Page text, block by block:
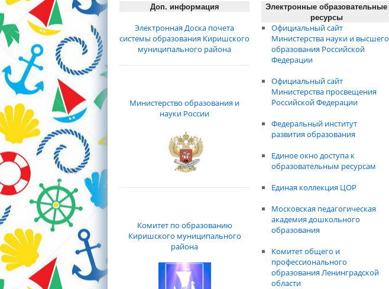
Доп. информация
Электронная Доска почета
системы образования Киришского
муниципального района
Министерство образования и
науки России
Комитет по образованию
Киришского муниципального
района
Электронные образовательные
ресурсы
Официальный сайт
Министерства науки и высшего
образования Российской
Федерации
Официальный сайт
Министерства просвещения
Российской Федерации
Федеральный институт
развития образования
Единое окно доступа к
образовательным ресурсам
Единая коллекция ЦОР
Московская педагогическая
академия дошкольного
образования
Комитет общего и
профессионального
образования Ленинградской
области